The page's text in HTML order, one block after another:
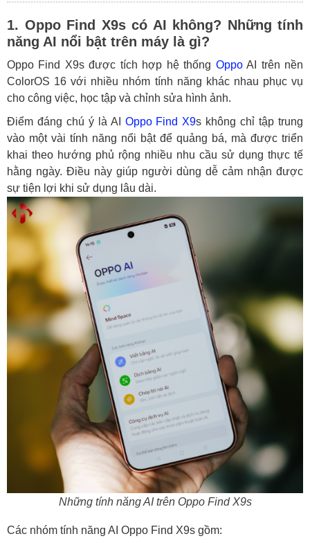
Dịch bằng AI trên Oppo Find X9s hoạt
động ra sao?
Chép lời bằng AI có thực sự hữu ích?
3. AI chụp ảnh trên Oppo Find X9s có gì đặc biệt?
như thế nào?
Tạo lại bằng AI giúp chỉnh ảnh nhanh hơn
ra sao?
AI chụp ảnh chân dung trên Oppo Find
X9s có gì nổi bật?
4. AI Oppo Find X9s có thực sự hữu ích trong trải
nghiệm hằng ngày?
5. Có nên mua Oppo Find X9s nếu quan tâm đến
1. Oppo Find X9s có AI không? Những tính
năng AI nổi bật trên máy là gì?
Oppo Find X9s được tích hợp hệ thống OppoAI trên nền
ColorOS 16 với nhiều nhóm tính năng khác nhau phục vụ
cho công việc, học tập và chỉnh sửa hình ảnh.
Điểm đáng chú ý là AI Oppo Find X9s không chỉ tập trung
vào một vài tính năng nổi bật để quảng bá, mà được triển
khai theo hướng phủ rộng nhiều nhu cầu sử dụng thực tế
hằng ngày. Điều này giúp người dùng dễ cảm nhận được
sự tiện lợi khi sử dụng lâu dài.
Những tính năng AI trên Oppo Find X9s
Các nhóm tính năng AI Oppo Find X9s gồm: